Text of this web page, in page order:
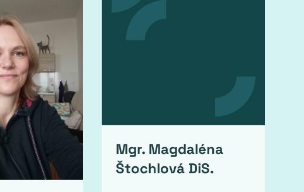
Mgr. Magdaléna
Štochlová DiS.